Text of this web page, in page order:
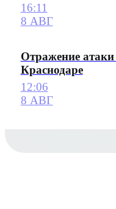
16:11
8 АВГ
Отражение атаки
Краснодаре
12:06
8 АВГ